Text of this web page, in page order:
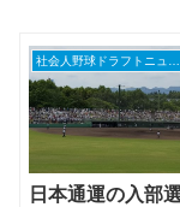
日本通運の入部